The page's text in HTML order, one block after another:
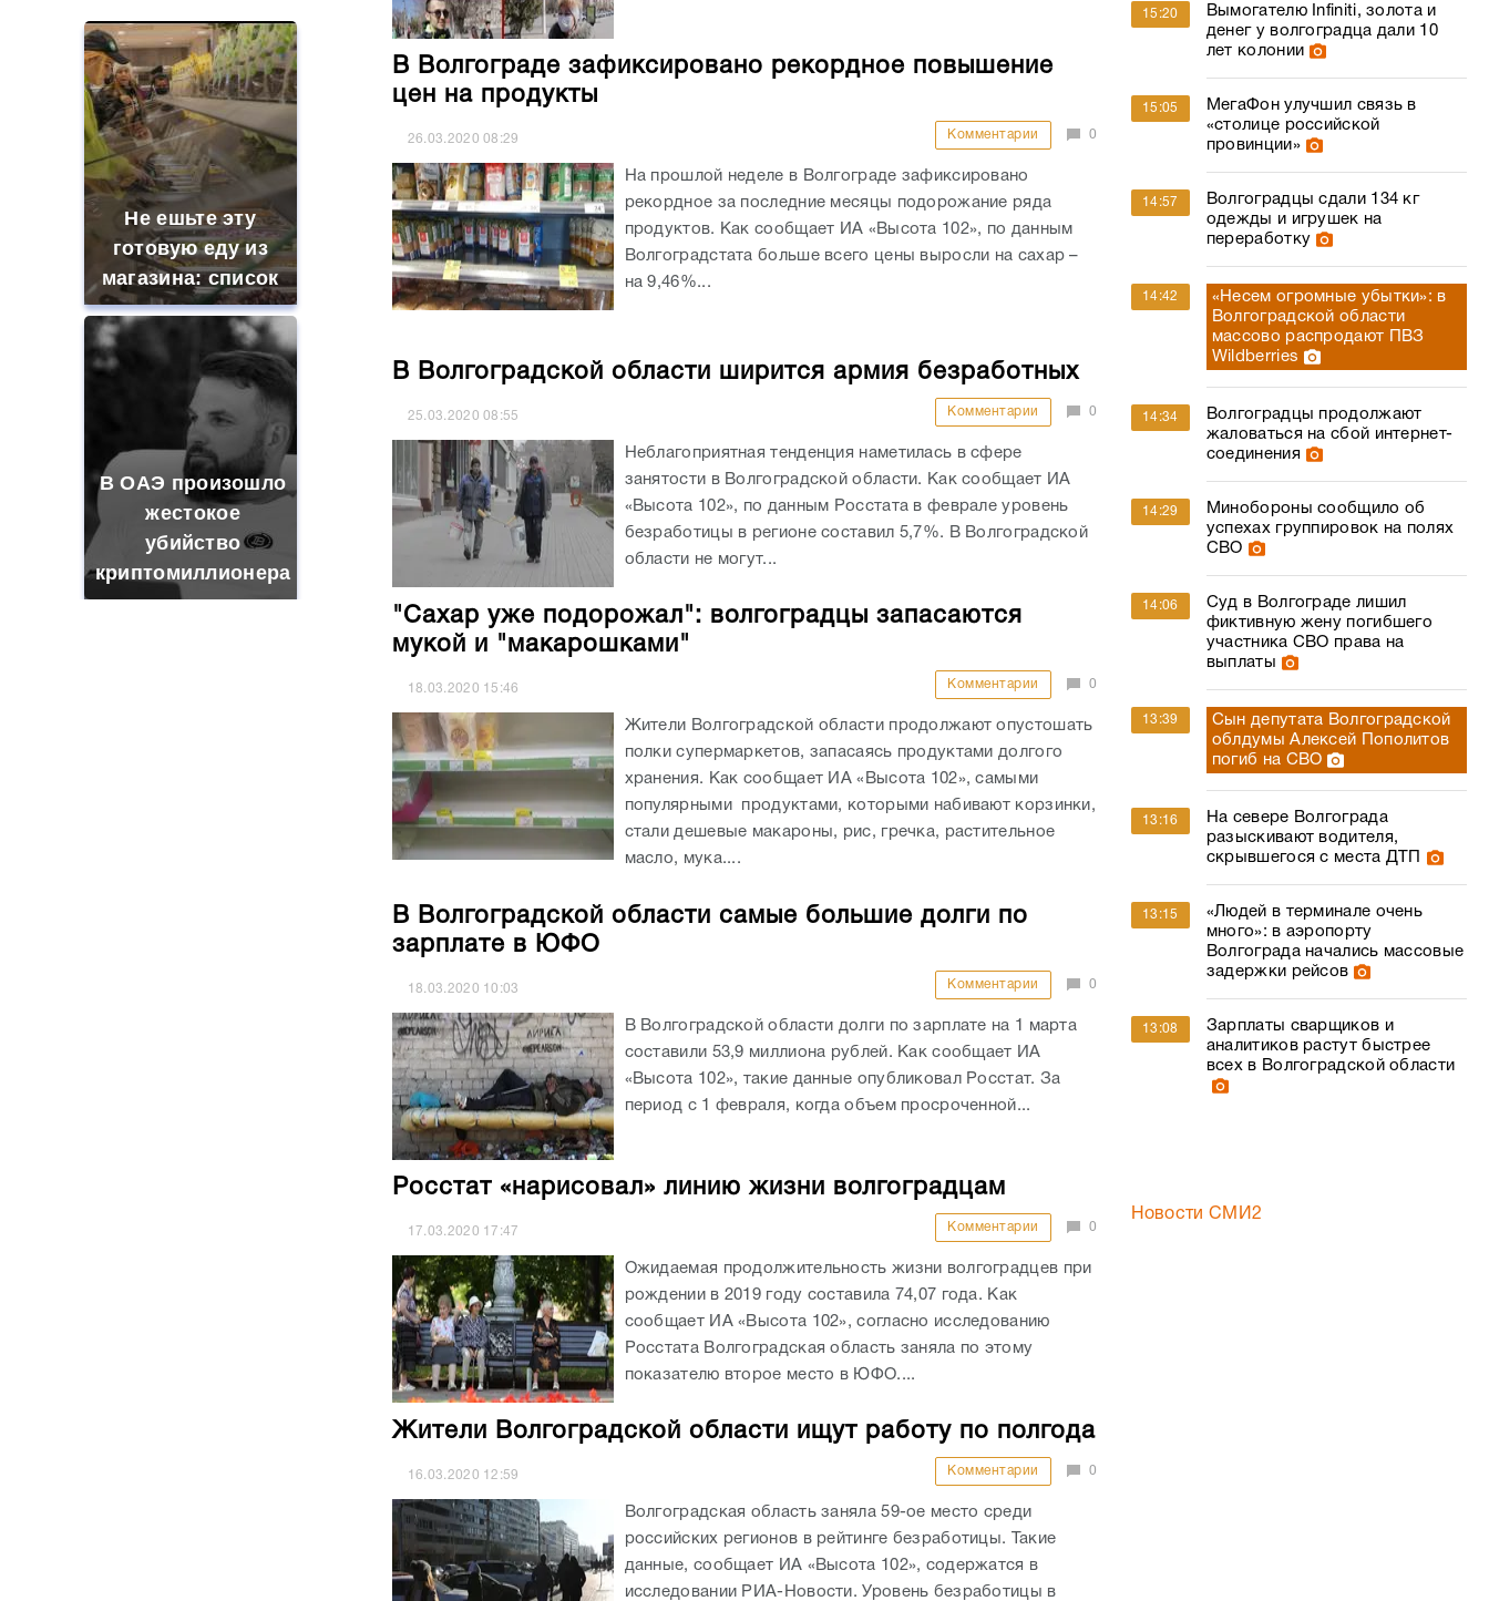
Не ешьте эту
готовую еду из
магазина: список
В ОАЭ произошло
жестокое
убийство
криптомиллионера
В Волгограде зафиксировано рекордное повышение
цен на продукты
26.03.202008:29 Комментарии 0
На прошлой неделе в Волгограде зафиксировано
рекордное за последние месяцы подорожание ряда
продуктов. Как сообщает ИА «Высота 102», по данным
Волгоградстата больше всего цены выросли на сахар –
на 9,46%...
В Волгоградской области ширится армия безработных
25.03.202008:55 Комментарии 0
Неблагоприятная тенденция наметилась в сфере
занятости в Волгоградской области. Как сообщает ИА
«Высота 102», по данным Росстата в феврале уровень
безработицы в регионе составил 5,7%. В Волгоградской
области не могут...
"Сахар уже подорожал": волгоградцы запасаются
мукой и "макарошками"
18.03.2020 15:46 Комментарии 0
Жители Волгоградской области продолжают опустошать
полки супермаркетов, запасаясь продуктами долгого
хранения. Как сообщает ИА «Высота 102», самыми
популярными продуктами, которыми набивают корзинки,
стали дешевые макароны, рис, гречка, растительное
масло, мука....
В Волгоградской области самые большие долги по
зарплате в ЮФО
18.03.2020 10:03 Комментарии 0
В Волгоградской области долги по зарплате на 1 марта
составили 53,9 миллиона рублей. Как сообщает ИА
«Высота 102», такие данные опубликовал Росстат. За
период с 1 февраля, когда объем просроченной...
Росстат «нарисовал» линию жизни волгоградцам
17.03.2020 17:47 Комментарии 0
Ожидаемая продолжительность жизни волгоградцев при
рождении в 2019 году составила 74,07 года. Как
сообщает ИА «Высота 102», согласно исследованию
Росстата Волгоградская область заняла по этому
показателю второе место в ЮФО....
Жители Волгоградской области ищут работу по полгода
16.03.2020 12:59 Комментарии 0
Волгоградская область заняла 59-ое место среди
российских регионов в рейтинге безработицы. Такие
данные, сообщает ИА «Высота 102», содержатся в
исследовании РИА-Новости. Уровень безработицы в
15:20
Вымогателю Infiniti, золота и
денег у волгоградца дали 10
лет колонии
15:05
МегаФон улучшил связь в
«столице российской
провинции»
14:57
Волгоградцы сдали 134 кг
одежды и игрушек на
переработку
14:42
«Несем огромные убытки»: в
Волгоградской области
массово распродают ПВЗ
Wildberries
14:34
Волгоградцы продолжают
жаловаться на сбой интернет-
соединения
14:29
Минобороны сообщило об
успехах группировок на полях
СВО
14:06
Суд в Волгограде лишил
фиктивную жену погибшего
участника СВО права на
выплаты
13:39
Сын депутата Волгоградской
облдумы Алексей Пополитов
погиб на СВО
13:16
На севере Волгограда
разыскивают водителя,
скрывшегося с места ДТП
13:15
«Людей в терминале очень
много»: в аэропорту
Волгограда начались массовые
задержки рейсов
13:08
Зарплаты сварщиков и
аналитиков растут быстрее
всех в Волгоградской области
Новости СМИ2